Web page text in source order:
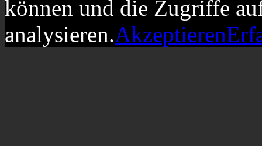
können und die Zugriffe
analysieren.Akzeptieren